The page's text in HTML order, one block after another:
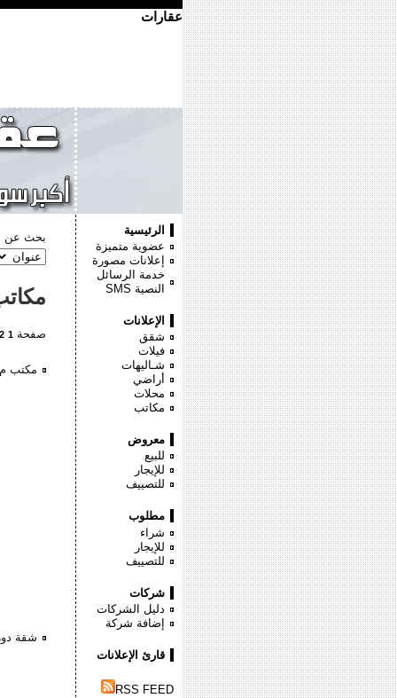
عقارات
بحث عن
صفحة 1
2
مكتب
شقة دور ارضى 190 متر سوبر
الرئيسية
عضوية متميزة
إعلانات مصورة
خدمة الرسائل
النصية SMS
الإعلانات
شقق
فيلات
شـاليهات
أراضي
محلات
مكاتب
معروض
للبيع
للإيجار
للتصييف
مطلوب
شراء
للإيجار
للتصييف
شركات
دليل الشركات
إضافة شركة
قارئ الإعلانات
RSS FEED